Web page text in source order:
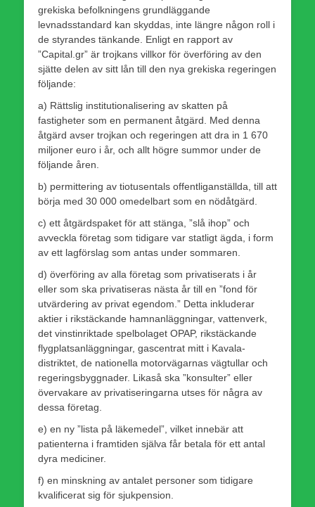
grekiska befolkningens grundläggande
levnadsstandard kan skyddas, inte längre någon roll i
de styrandes tänkande. Enligt en rapport av
”Capital.gr” är trojkans villkor för överföring av den
sjätte delen av sitt lån till den nya grekiska regeringen
följande:
a) Rättslig institutionalisering av skatten på
fastigheter som en permanent åtgärd. Med denna
åtgärd avser trojkan och regeringen att dra in 1 670
miljoner euro i år, och allt högre summor under de
följande åren.
b) permittering av tiotusentals offentliganställda, till att
börja med 30 000 omedelbart som en nödåtgärd.
c) ett åtgärdspaket för att stänga, ”slå ihop” och
avveckla företag som tidigare var statligt ägda, i form
av ett lagförslag som antas under sommaren.
d) överföring av alla företag som privatiserats i år
eller som ska privatiseras nästa år till en ”fond för
utvärdering av privat egendom.” Detta inkluderar
aktier i rikstäckande hamnanläggningar, vattenverk,
det vinstinriktade spelbolaget OPAP, rikstäckande
flygplatsanläggningar, gascentrat mitt i Kavala-
distriktet, de nationella motorvägarnas vägtullar och
regeringsbyggnader. Likaså ska ”konsulter” eller
övervakare av privatiseringarna utses för några av
dessa företag.
e) en ny ”lista på läkemedel”, vilket innebär att
patienterna i framtiden själva får betala för ett antal
dyra mediciner.
f) en minskning av antalet personer som tidigare
kvalificerat sig för sjukpension.